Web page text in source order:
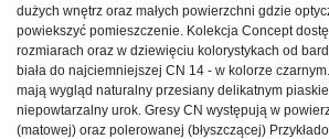
dużych wnętrz oraz małych powierzchni gdzie
powiekszyć pomieszczenie. Kolekcja Concept
rozmiarach oraz w dziewięciu kolorystykach od
biała do najciemniejszej CN 14 - w kolorze
mają wygląd naturalny przesiany delikatnym
niepowtarzalny urok. Gresy CN występują w
(matowej) oraz polerowanej (błyszczącej)